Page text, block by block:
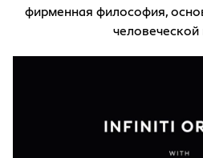
фирменная философия,
человеческой